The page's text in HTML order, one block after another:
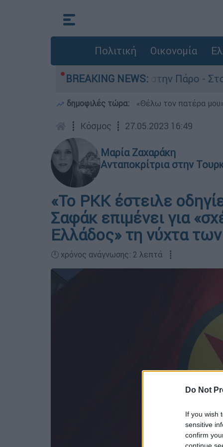
Do Not
If you wish
sensitive
confirm
continue
Πολιτική Οικονομία
BREAKING NEWS:
θάνατο του 4χρονου στην Πάρο - Στο
δημοφιλές τώρα: «Θέλω τον πατέρα
┋ Κόσμος ┋ 27.05.2023 16:49
Μαρία Ζαχαράκη
Ανταποκρίτρια στην
«Το PKK έστειλε
Σαφάκ επιμένει για
Ελλάδος» τη νύχτα
🕛 χρόνος ανάγνωσης: 2 λεπτά ┋